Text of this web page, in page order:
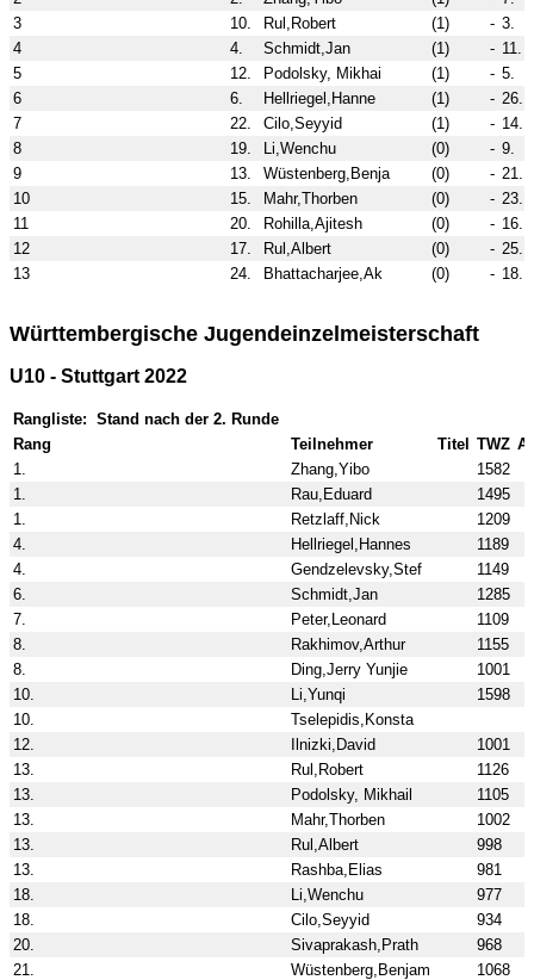
3
10. Rul,Robert (1) - 3.
4
4. Schmidt,Jan (1) - 11.
5
12. Podolsky, Mikhai (1) - 5.
6
6. Hellriegel,Hanne (1) - 26.
7
22. Cilo,Seyyid (1) - 14.
8
19. Li,Wenchu (0) - 9.
9
13. Wüstenberg,Benja (0) - 21.
10
15. Mahr,Thorben (0) - 23.
11
20. Rohilla,Ajitesh (0) - 16.
12
17. Rul,Albert (0) - 25.
13
24. Bhattacharjee,Ak (0) - 18.
Württembergische Jugendeinzelmeisterschaft
U10 - Stuttgart 2022
Rangliste: Stand nach der 2. Runde
Rang
Teilnehmer Titel TWZ At
1.
Zhang,Yibo
1582
1.
Rau,Eduard
1495
1.
Retzlaff,Nick
1209
4.
Hellriegel,Hannes
1189
4.
Gendzelevsky,Stef
1149
6.
Schmidt,Jan
1285
7.
Peter,Leonard
1109
8.
Rakhimov,Arthur
1155
8.
Ding,Jerry Yunjie
1001
10.
Li,Yunqi
1598
10.
Tselepidis,Konsta
12.
Ilnizki,David
1001
13.
Rul,Robert
1126
13.
Podolsky, Mikhail
1105
13.
Mahr,Thorben
1002
13.
Rul,Albert
998
13.
Rashba,Elias
981
18.
Li,Wenchu
977
18.
Cilo,Seyyid
934
20.
Sivaprakash,Prath
968
21.
Wüstenberg,Benjam
1068